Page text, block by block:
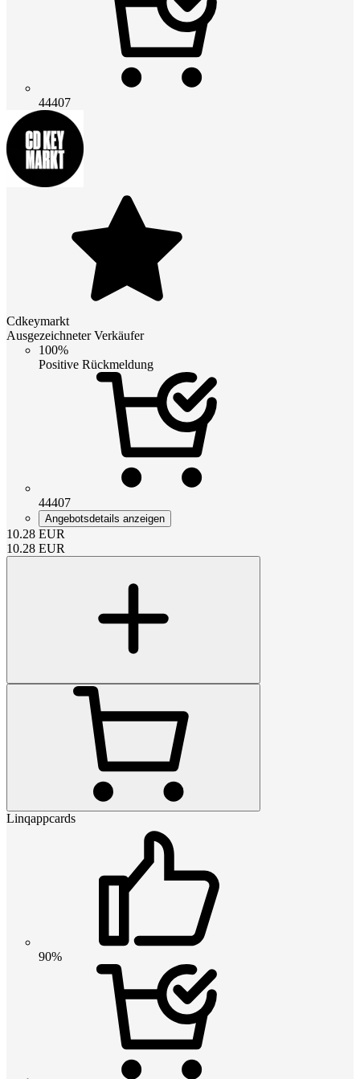
44407
Cdkeymarkt
Ausgezeichneter Verkäufer
100%
Positive Rückmeldung
44407
Angebotsdetails anzeigen
10.28 EUR
10.28 EUR
Linqappcards
90%